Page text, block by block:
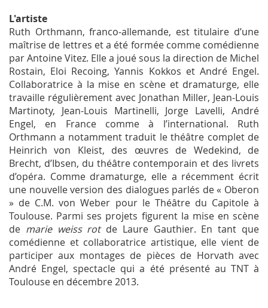
L'artiste
Ruth Orthmann, franco-allemande, est titulaire d’une
maîtrise de lettres et a été formée comme comédienne
par Antoine Vitez. Elle a joué sous la direction de Michel
Rostain, Eloi Recoing, Yannis Kokkos et André Engel.
Collaboratrice à la mise en scène et dramaturge, elle
travaille régulièrement avec Jonathan Miller, Jean-Louis
Martinoty, Jean-Louis Martinelli, Jorge Lavelli, André
Engel, en France comme à l’international. Ruth
Orthmann a notamment traduit le théâtre complet de
Heinrich von Kleist, des œuvres de Wedekind, de
Brecht, d’Ibsen, du théâtre contemporain et des livrets
d’opéra. Comme dramaturge, elle a récemment écrit
une nouvelle version des dialogues parlés de « Oberon
» de C.M. von Weber pour le Théâtre du Capitole à
Toulouse. Parmi ses projets figurent la mise en scène
de marie weiss rotde Laure Gauthier. En tant que
comédienne et collaboratrice artistique, elle vient de
participer aux montages de pièces de Horvath avec
André Engel, spectacle qui a été présenté au TNT à
Toulouse en décembre 2013.